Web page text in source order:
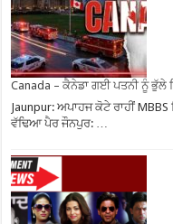
Canada – ਕੈਨੇਡਾ ਗਈ ਪਤਨੀ ਨੂੰ ਭੁੱਲੇ
Jaunpur: ਅਪਾਹਜ ਕੋਟੇ ਰਾਹੀਂ
ਵੱਢਿਆ ਪੈਰ ਜੌਨਪੁਰ: …